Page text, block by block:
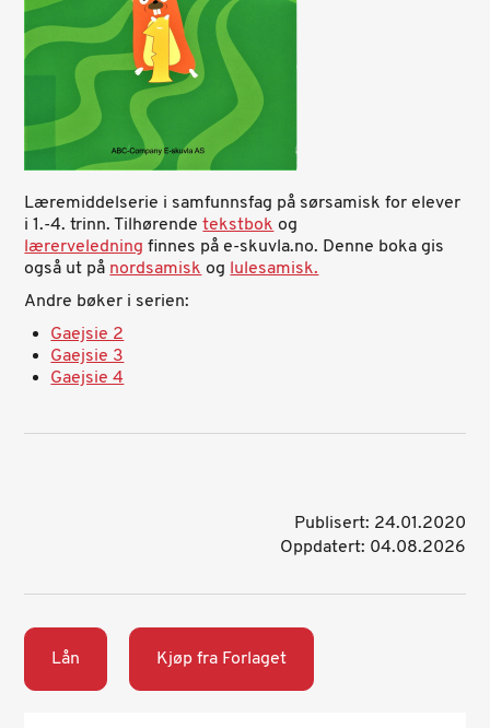
Læremiddelserie i samfunnsfag på sørsamisk for elever
i 1.-4. trinn. Tilhørendetekstbokog
lærerveledning finnes på e-skuvla.no. Denne boka gis
også ut pånordsamiskoglulesamisk.
Andre bøker i serien:
Gaejsie 2
Gaejsie 3
Gaejsie 4
Publisert: 24.01.2020
Oppdatert: 04.08.2026
Lån Kjøp fra Forlaget